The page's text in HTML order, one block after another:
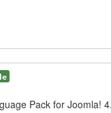
Pack for Joomla!